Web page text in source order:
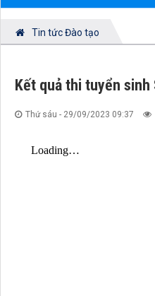
Tin tức Đào tạo
Kết quả thi tuyển sinh
Thứ sáu - 29/09/2023 09:37